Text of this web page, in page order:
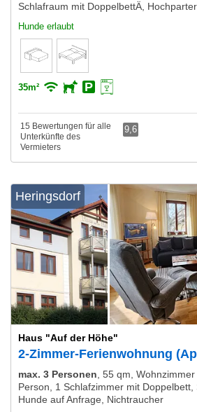
Schlafraum mit DoppelbettÄ,
Hunde erlaubt
35m²
15 Bewertungen für alle
Unterkünfte des
Vermieters
9,6
Heringsdorf
Haus "Auf der Höhe"
2-Zimmer-Ferienwohnung
max. 3 Personen 55 qm,
Person, 1 Schlafzimmer mit Doppelbett,
Hunde auf Anfrage, Nichtraucher